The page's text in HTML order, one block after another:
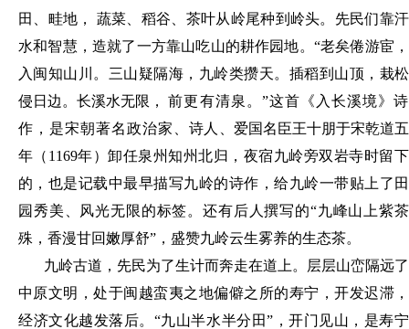
田、畦地，
蔬菜、稻谷、茶叶从岭尾种到岭头。先民们靠汗
水和智慧，造就了一方靠山吃山的耕作园地。 “老矣倦游宦，
入闽知山川。三山疑隔海，九岭类攒天。插稻到山顶，栽松
侵日边。长溪水无限，前更有清泉。 ”这首《入长溪境》诗
作，是宋朝著名政治家、诗人、爱国名臣王十朋于宋乾道五
年（ 1169年）卸任泉州知州北归，夜宿九岭旁双岩寺时留下
的，也是记载中最早描写九岭的诗作，给九岭一带贴上了田
园秀美、风光无限的标签。还有后人撰写的“九峰山上紫茶
殊，香漫甘回嫩厚舒”，盛赞九岭云生雾养的生态茶。
九岭古道，先民为了生计而奔走在道上。层层山峦隔远了
中原文明，处于闽越蛮夷之地偏僻之所的寿宁，开发迟滞，
经济文化越发落后。 “九山半水半分田”，开门见山，是寿宁